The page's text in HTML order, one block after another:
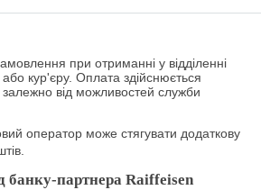
при отриманні у відділенні
кур'єру. Оплата здійснюється
залежно від можливостей служби
оператор може стягувати додаткову
банку-партнера Raiffeisen